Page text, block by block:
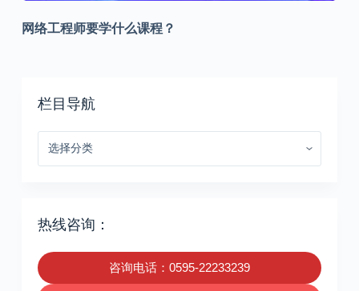
网络工程师要学什么课程？
栏目导航
热线咨询：
咨询电话：0595-22233239